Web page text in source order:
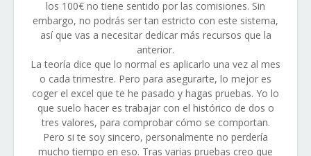
los 100€ no tiene sentido por las comisiones. Sin
embargo, no podrás ser tan estricto con este sistema,
así que vas a necesitar dedicar más recursos que la
anterior.
La teoría dice que lo normal es aplicarlo una vez al mes
o cada trimestre. Pero para asegurarte, lo mejor es
coger el excel que te he pasado y hagas pruebas. Yo lo
que suelo hacer es trabajar con el histórico de dos o
tres valores, para comprobar cómo se comportan.
Pero si te soy sincero, personalmente no perdería
mucho tiempo en eso. Tras varias pruebas creo que